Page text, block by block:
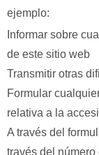
ejemplo:
Informar sobre
de este sitio web
Transmitir otras
Formular
relativa a la
A través del
través del